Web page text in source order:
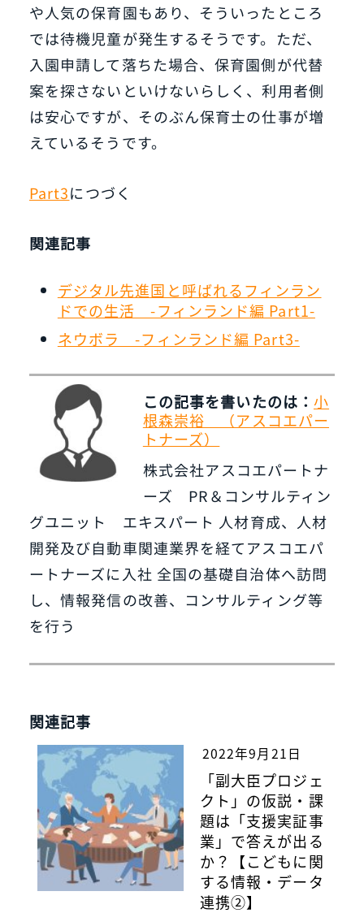
や人気の保育園もあり、そういったところ
では待機児童が発生するそうです。ただ、
入園申請して落ちた場合、保育園側が代替
案を探さないといけないらしく、利用者側
は安心ですが、そのぶん保育士の仕事が増
えているそうです。
Part3につづく
関連記事
デジタル先進国と呼ばれるフィンラン
ドでの生活 -フィンランド編 Part1-
ネウボラ -フィンランド編 Part3-
この記事を書いたのは： 小
根森崇裕 （アスコエパー
トナーズ）
株式会社アスコエパートナ
ーズ PR＆コンサルティン
グユニット エキスパート 人材育成、人材
開発及び自動車関連業界を経てアスコエパ
ートナーズに入社 全国の基礎自治体へ訪問
し、情報発信の改善、コンサルティング等
を行う
関連記事
2022年9月21日
「副大臣プロジェ
クト」の仮説・課
題は「支援実証事
業」で答えが出る
か？【こどもに関
する情報・データ
連携②】